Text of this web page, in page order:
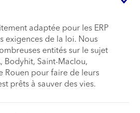
adaptée pour les ERP
exigences de la loi. Nous
entités sur le sujet
Bodyhit, Saint-Maclou,
Rouen pour faire de leurs
prêts à sauver des vies.